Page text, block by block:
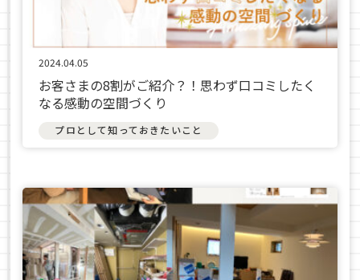
2024.04.05
お客さまの8割がご紹介？！思わず口コミしたく
なる感動の空間づくり
プロとして知っておきたいこと